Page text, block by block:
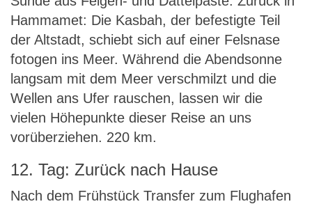
Hammamet: Die Kasbah, der befestigte Teil
der Altstadt, schiebt sich auf einer Felsnase
fotogen ins Meer. Während die Abendsonne
langsam mit dem Meer verschmilzt und die
Wellen ans Ufer rauschen, lassen wir die
vielen Höhepunkte dieser Reise an uns
vorüberziehen. 220 km.
12. Tag: Zurück nach Hause
Nach dem Frühstück Transfer zum Flughafen